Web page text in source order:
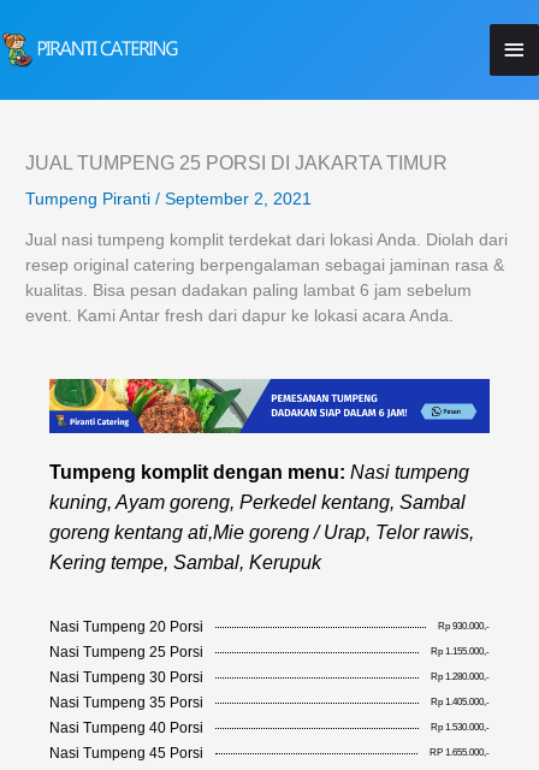
ke
konten
JUAL TUMPENG 25 PORSI DI JAKARTA TIMUR
Tumpeng Piranti /September 2, 2021
Jual nasi tumpeng komplit terdekat dari lokasi Anda. Diolah dari
resep original catering berpengalaman sebagai jaminan rasa &
kualitas. Bisa pesan dadakan paling lambat 6 jam sebelum
event. Kami Antar fresh dari dapur ke lokasi acara Anda.
Tumpeng komplit dengan menu: Nasi tumpeng
kuning, Ayam goreng, Perkedel kentang, Sambal
goreng kentang ati,Mie goreng / Urap, Telor rawis,
Kering tempe, Sambal, Kerupuk
Nasi Tumpeng 20 Porsi Rp 930.000,-
Nasi Tumpeng 25 Porsi Rp 1.155.000,-
Nasi Tumpeng 30 Porsi Rp 1.280.000,-
Nasi Tumpeng 35 Porsi Rp 1.405.000,-
Nasi Tumpeng 40 Porsi Rp 1.530.000,-
Nasi Tumpeng 45 Porsi RP 1.655.000,-